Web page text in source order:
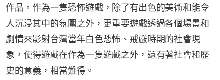
作品。作為一隻恐怖遊戲，除了有出色的美術和能令
人沉浸其中的氛圍之外，更重要遊戲透過各個場景和
劇情來影射台灣當年白色恐怖、戒嚴時期的社會現
象，使得遊戲在作為一隻遊戲之外，還有著社會和歷
史的意義，相當難得。